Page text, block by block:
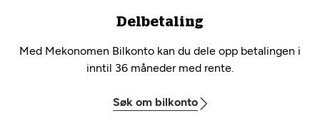
Delbetaling
Med Mekonomen Bilkonto kan du dele opp betalingen i
inntil 36 måneder med rente.
Søk om bilkonto